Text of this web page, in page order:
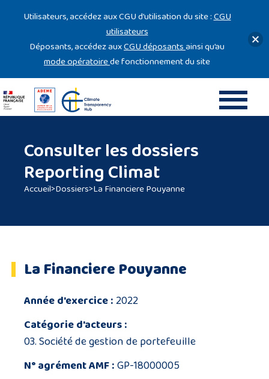
Consulter les dossiers
Reporting Climat
Accueil>Dossiers>La Financiere Pouyanne
La Financiere Pouyanne
Année d'exercice :2022
Catégorie d'acteurs :
03. Société de gestion de portefeuille
N° agrément AMF :GP-18000005
Utilisateurs, accédez aux CGU d’utilisation du site :CGU
utilisateurs
Déposants, accédez auxCGU déposantsainsi qu’au
mode opératoirede fonctionnement du site